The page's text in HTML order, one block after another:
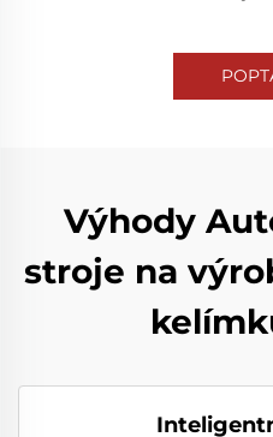
Výhody
stroje na